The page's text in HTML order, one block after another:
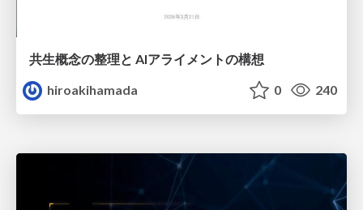
共生概念の整理と AIアライメントの構想
hiroakihamada
0 240